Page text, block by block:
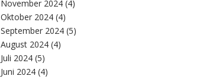
November 2024 (4)
Oktober 2024 (4)
September 2024 (5)
August 2024 (4)
Juli 2024 (5)
Juni 2024 (4)